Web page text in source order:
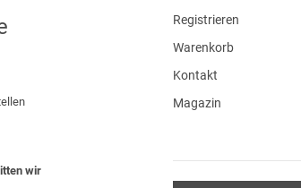
wir
Registrieren
Warenkorb
Kontakt
Magazin